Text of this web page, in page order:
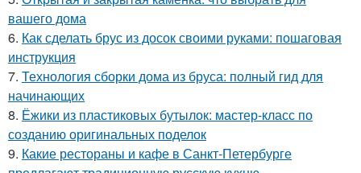
вашего дома
6. Как сделать брус из досок своими руками: пошаговая
инструкция
7. Технология сборки дома из бруса: полный гид для
начинающих
8. Ёжики из пластиковых бутылок: мастер-класс по
созданию оригинальных поделок
9. Какие рестораны и кафе в Санкт-Петербурге